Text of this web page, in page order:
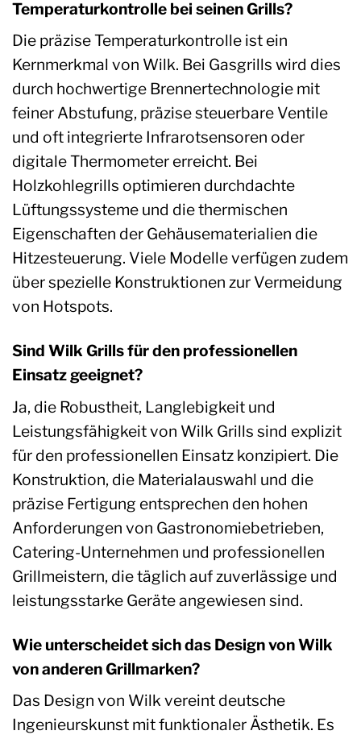
Temperaturkontrolle bei seinen Grills?
Die präzise Temperaturkontrolle ist ein
Kernmerkmal von Wilk. Bei Gasgrills wird dies
durch hochwertige Brennertechnologie mit
feiner Abstufung, präzise steuerbare Ventile
und oft integrierte Infrarotsensoren oder
digitale Thermometer erreicht. Bei
Holzkohlegrills optimieren durchdachte
Lüftungssysteme und die thermischen
Eigenschaften der Gehäusematerialien die
Hitzesteuerung. Viele Modelle verfügen zudem
über spezielle Konstruktionen zur Vermeidung
von Hotspots.
Sind Wilk Grills für den professionellen
Einsatz geeignet?
Ja, die Robustheit, Langlebigkeit und
Leistungsfähigkeit von Wilk Grills sind explizit
für den professionellen Einsatz konzipiert. Die
Konstruktion, die Materialauswahl und die
präzise Fertigung entsprechen den hohen
Anforderungen von Gastronomiebetrieben,
Catering-Unternehmen und professionellen
Grillmeistern, die täglich auf zuverlässige und
leistungsstarke Geräte angewiesen sind.
Wie unterscheidet sich das Design von Wilk
von anderen Grillmarken?
Das Design von Wilk vereint deutsche
Ingenieurskunst mit funktionaler Ästhetik. Es